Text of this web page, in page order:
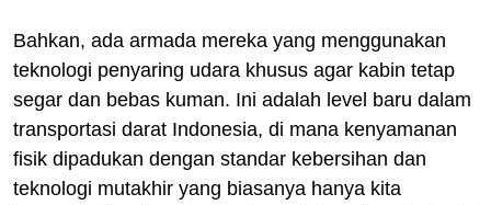
Bahkan, ada armada mereka yang menggunakan
teknologi penyaring udara khusus agar kabin tetap
segar dan bebas kuman. Ini adalah level baru dalam
transportasi darat Indonesia, di mana kenyamanan
fisik dipadukan dengan standar kebersihan dan
teknologi mutakhir yang biasanya hanya kita